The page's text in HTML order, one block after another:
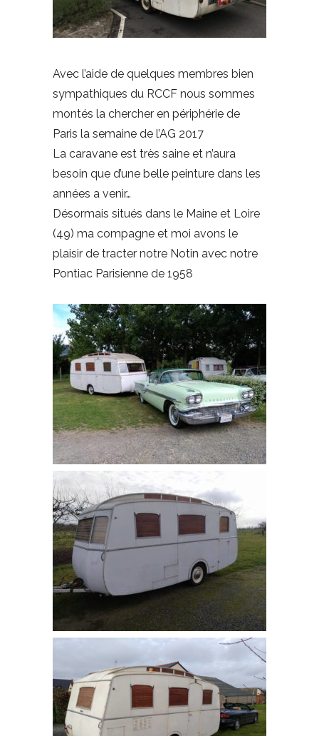
Avec l’aide de quelques membres bien
sympathiques du RCCF nous sommes
montés la chercher en périphérie de
Paris la semaine de l’AG 2017
La caravane est très saine et n’aura
besoin que d’une belle peinture dans les
années a venir…
Désormais situés dans le Maine et Loire
(49) ma compagne et moi avons le
plaisir de tracter notre Notin avec notre
Pontiac Parisienne de 1958